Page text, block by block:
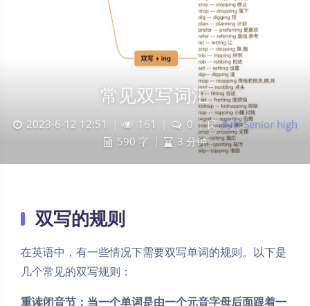
常见双写词汇
2023-6-12 12:51 161 0 |
高中 Senior high
590 字
3 分钟
双写的规则
在英语中，有一些情况下需要双写单词的规则。以下是
几个常见的双写规则：
重读闭音节：当一个单词是由一个元音字母后面跟着一